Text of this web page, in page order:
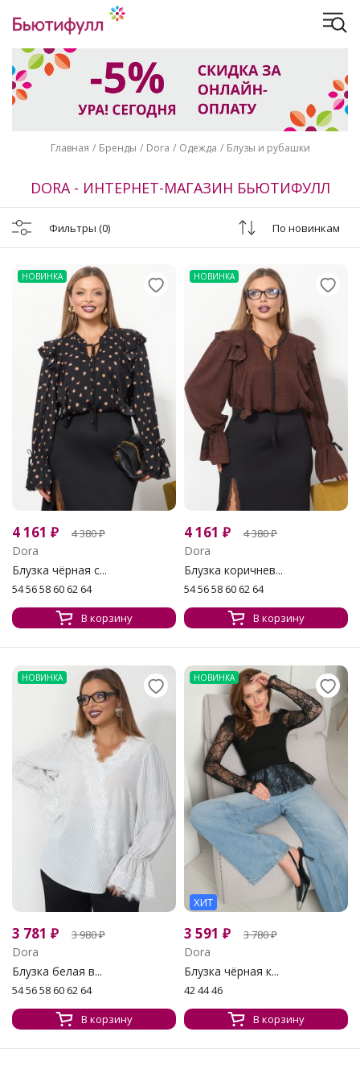
Главная Бренды Dora Одежда Блузы и рубашки
DORA - ИНТЕРНЕТ-МАГАЗИН БЬЮТИФУЛЛ
Фильтры (0) По новинкам
НОВИНКА
4 161 ₽ 4 380₽
Dora
Блузка чёрная с...
54 56 58 60 62 64
В корзину
НОВИНКА
4 161 ₽ 4 380₽
Dora
Блузка коричнев...
54 56 58 60 62 64
В корзину
НОВИНКА
3 781 ₽ 3 980₽
Dora
Блузка белая в...
54 56 58 60 62 64
В корзину
НОВИНКА
ХИТ
3 591 ₽ 3 780₽
Dora
Блузка чёрная к...
42 44 46
В корзину